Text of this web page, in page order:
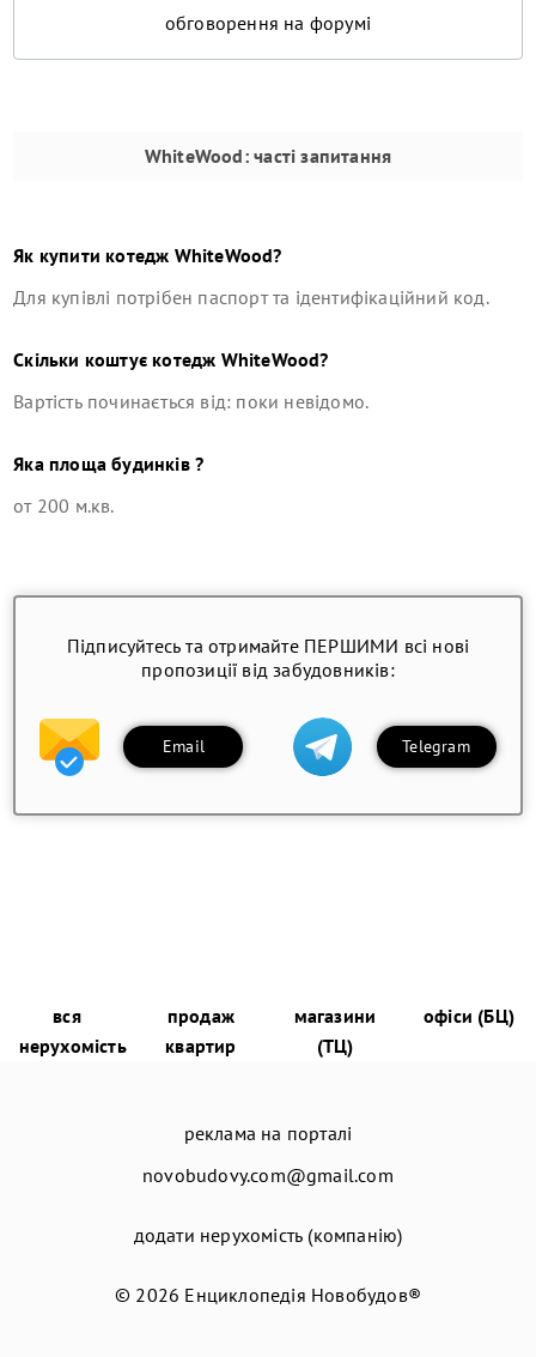
обговорення на форумі
WhiteWood: часті запитання
Як купитикотедж WhiteWood?
Для купівлі потрібен паспорт та ідентифікаційний код.
Скільки коштуєкотедж WhiteWood?
Вартість починається від: поки невідомо.
Яка площа будинків ?
от 200 м.кв.
Підписуйтесь та отримайте ПЕРШИМИ всі нові
пропозиції від забудовників:
Email Telegram
вся
нерухомість
продаж
квартир
магазини
(ТЦ)
офіси (БЦ)
реклама на порталі
novobudovy.com@gmail.com
додати нерухомість (компанію)
© 2026 Енциклопедія Новобудов®